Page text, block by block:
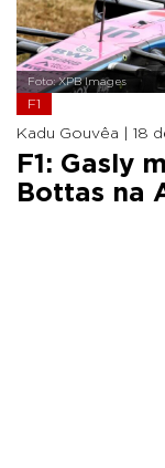
Foto: XPB Images
F1
Kadu Gouvêa | 18
F1: Gasly
Bottas na